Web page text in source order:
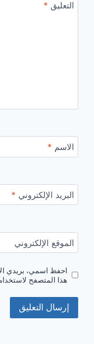
التعليق *
الاسم *
البريد الإلكتروني *
الموقع الإلكتروني
احفظ اسمي، بريدي
هذا المتصفح